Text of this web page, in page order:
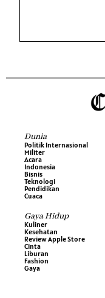
Dunia
Politik Internasional
Militer
Acara
Indonesia
Bisnis
Teknologi
Pendidikan
Cuaca
Gaya Hidup
Kuliner
Kesehatan
Review Apple Store
Cinta
Liburan
Fashion
Gaya